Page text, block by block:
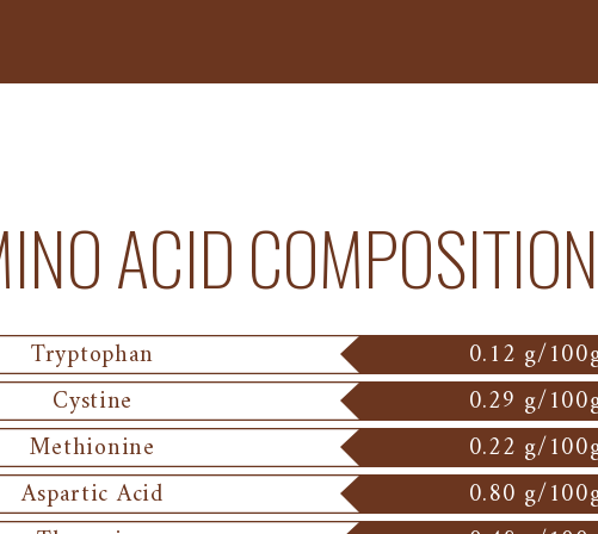
ACID COMPOSITION
Tryptophan
0.12 g/
Cystine
0.29 g/
Methionine
0.22 g/
Aspartic Acid
0.80 g/